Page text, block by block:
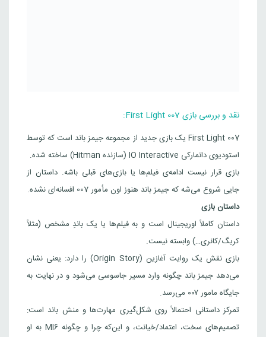
نقد و بررسی بازی 007 First Light:
007 First Light یک بازی جدید از مجموعه جیمز باند است که توسط
استودیوی دانمارکی IO Interactive (سازنده Hitman) ساخته شده.
بازی قرار نیست ادامه‌ی فیلم‌ها یا بازی‌های قبلی باشه. داستان از
جایی شروع می‌شه که جیمز باند هنوز اون مأمور 007 افسانه‌ای نشده.
داستان بازی
داستان کاملاً اوریجینال است و به فیلم‌ها یا یک باندِ مشخص (مثلاً
کریگ/کانری…) وابسته نیست.
بازی نقش یک روایت آغازین (Origin Story) را دارد: یعنی نشان
می‌دهد جیمز باند چگونه وارد مسیر جاسوسی می‌شود و در نهایت به
جایگاه مامور ۰۰۷ می‌رسد.
تمرکز داستانی احتمالاً روی شکل‌گیری مهارت‌ها و منش باند است:
تصمیم‌های سخت، اعتماد/خیانت، و این‌که چرا و چگونه MI6 به او